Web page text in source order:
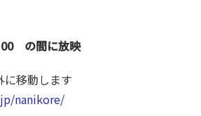
00 の間に放映
に移動します
nanikore/